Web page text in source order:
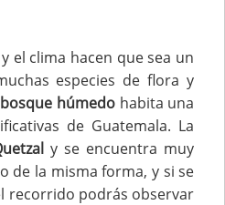
el clima hacen que sea un
especies de flora y
húmedohabita una
de Guatemala. La
y se encuentra muy
de la misma forma, y si se
recorrido podrás observar